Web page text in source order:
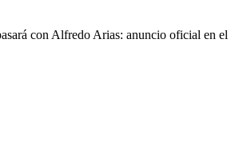
con Alfredo Arias: anuncio oficial en el